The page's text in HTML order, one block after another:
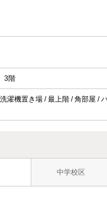
3階
濯機置き場 / 最上階 / 角部屋
中学校区